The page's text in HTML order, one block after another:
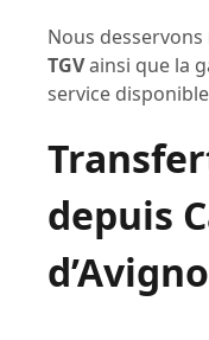
Nous
TGVainsi que la
service
depuis